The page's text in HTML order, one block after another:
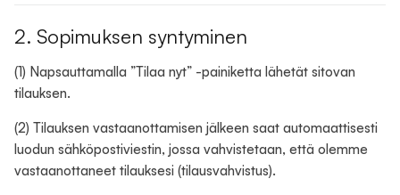
2. Sopimuksen syntyminen
(1) Napsauttamalla ”Tilaa nyt” -painiketta lähetät sitovan
tilauksen.
(2) Tilauksen vastaanottamisen jälkeen saat automaattisesti
luodun sähköpostiviestin, jossa vahvistetaan, että olemme
vastaanottaneet tilauksesi (tilausvahvistus).